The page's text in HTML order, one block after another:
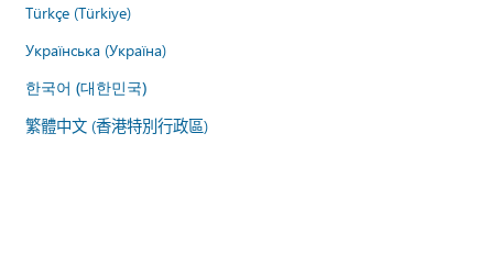
Türkçe (Türkiye)
Українська (Україна)
한국어 (대한민국)
繁體中文 (香港特別行政區)